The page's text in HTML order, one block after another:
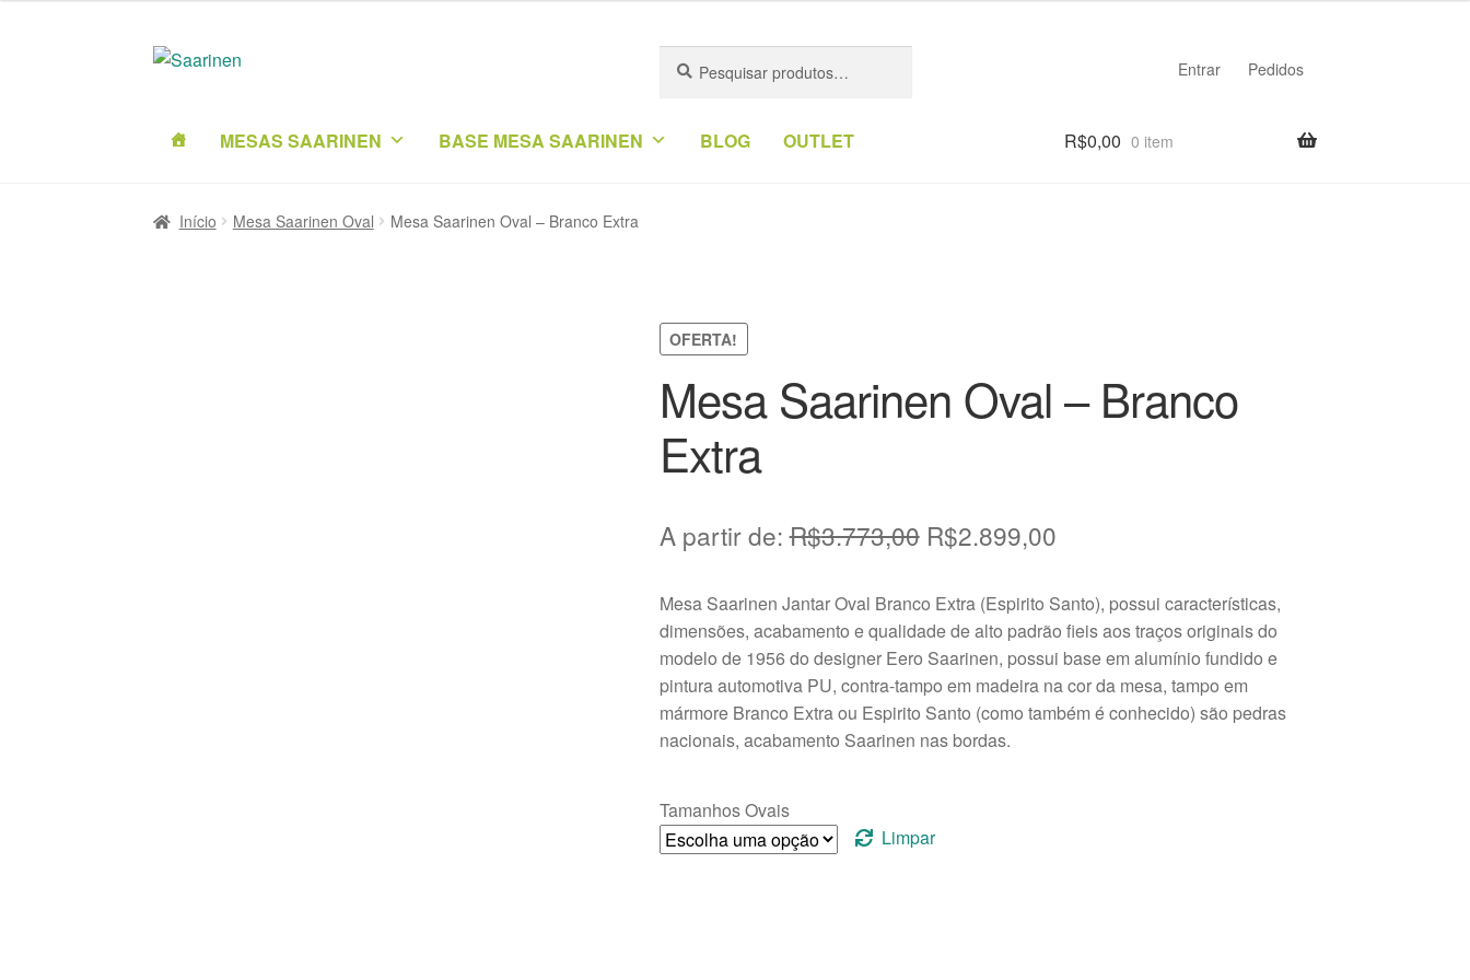
por:
Entrar Pedidos
MESAS SAARINEN BASE MESA SAARINEN BLOG OUTLET R$0,00 0 item
Início Mesa Saarinen Oval Mesa Saarinen Oval – Branco Extra
OFERTA!
Mesa Saarinen Oval – Branco
Extra
A partir de:R$3.773,00 O
original
era:
R$3.773,00.
R$2.899,00O
atual
é:
R$2.899,00.
Mesa Saarinen Jantar Oval Branco Extra (Espirito Santo), possui características,
dimensões, acabamento e qualidade de alto padrão fieis aos traços originais do
modelo de 1956 do designer Eero Saarinen, possui base em alumínio fundido e
pintura automotiva PU, contra-tampo em madeira na cor da mesa, tampo em
mármore Branco Extra ou Espirito Santo (como também é conhecido) são pedras
nacionais, acabamento Saarinen nas bordas.
Tamanhos Ovais
Limpar